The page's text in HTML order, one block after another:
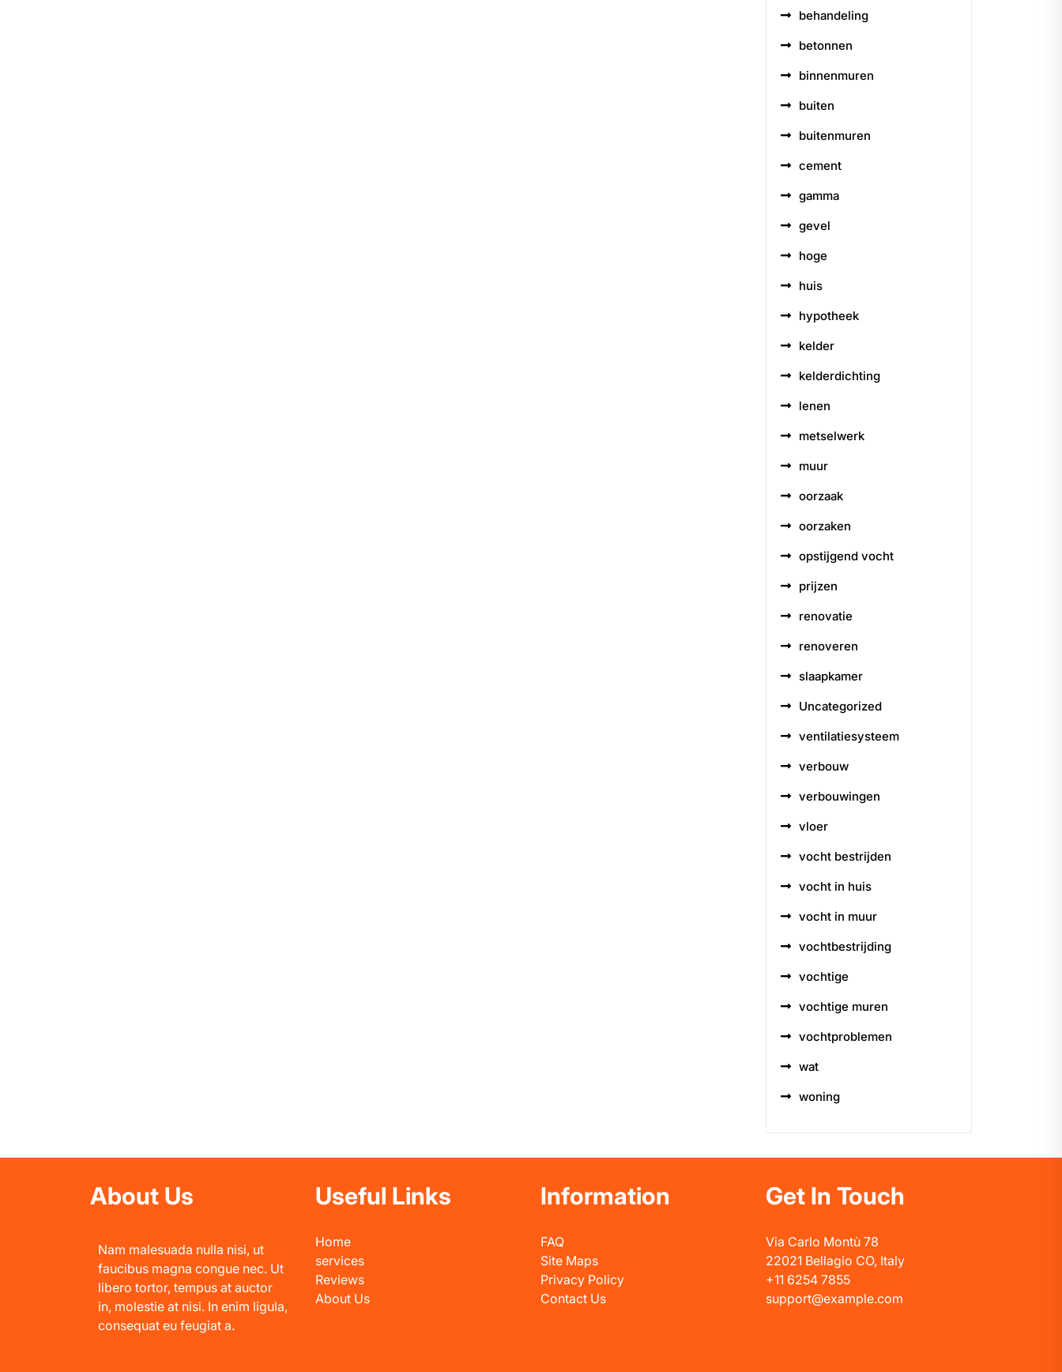
behandeling
betonnen
binnenmuren
buiten
buitenmuren
cement
gamma
gevel
hoge
huis
hypotheek
kelder
kelderdichting
lenen
metselwerk
muur
oorzaak
oorzaken
opstijgend vocht
prijzen
renovatie
renoveren
slaapkamer
Uncategorized
ventilatiesysteem
verbouw
verbouwingen
vloer
vocht bestrijden
vocht in huis
vocht in muur
vochtbestrijding
vochtige
vochtige muren
vochtproblemen
wat
woning
About Us
Nam malesuada nulla nisi, ut
faucibus magna congue nec. Ut
libero tortor, tempus at auctor
in, molestie at nisi. In enim ligula,
consequat eu feugiat a.
Useful Links
Home
services
Reviews
About Us
Information
FAQ
Site Maps
Privacy Policy
Contact Us
Get In Touch
Via Carlo Montù 78
22021 Bellagio CO, Italy
+11 6254 7855
support@example.com